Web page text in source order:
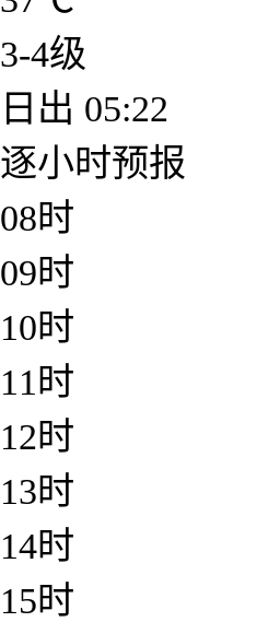
3-4级
日出 05:22
逐小时预报
08时
09时
10时
11时
12时
13时
14时
15时